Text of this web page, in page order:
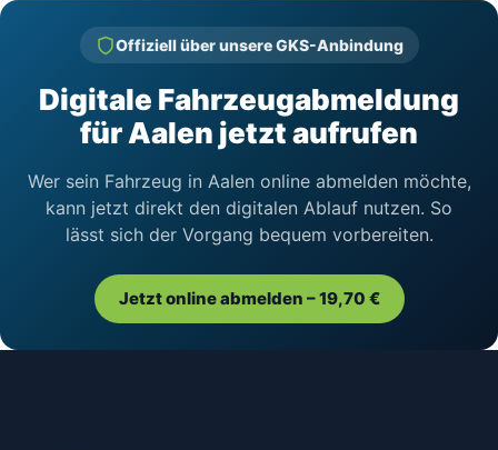
Offiziell über unsere GKS-Anbindung
Digitale Fahrzeugabmeldung
für Aalen jetzt aufrufen
Wer sein Fahrzeug in Aalen online abmelden möchte,
kann jetzt direkt den digitalen Ablauf nutzen. So
lässt sich der Vorgang bequem vorbereiten.
Jetzt online abmelden – 19,70 €